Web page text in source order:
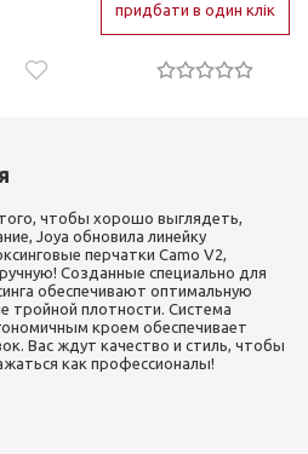
придбати в один клік
чтобы хорошо выглядеть,
Joya обновила линейку
перчатки Camo V2,
Созданные специально для
обеспечивают оптимальную
тройной плотности. Система
кроем обеспечивает
Вас ждут качество и стиль, чтобы
как профессионалы!